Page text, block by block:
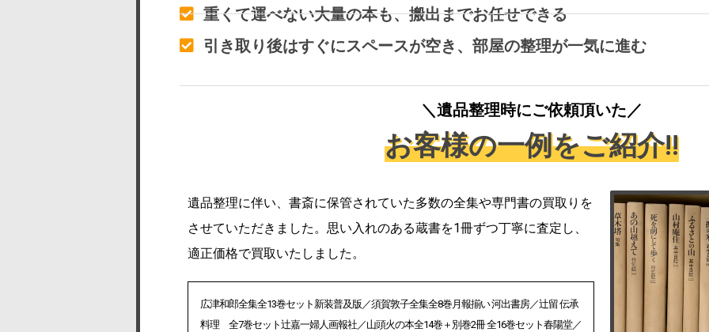
重くて運べない大量の本も、搬出までお任せできる
引き取り後はすぐにスペースが空き、部屋の整理が一気に進む
＼遺品整理時にご依頼頂いた／
お客様の一例をご紹介!!
遺品整理に伴い、書斎に保管されていた多数の全集や専門書の買取りを
させていただきました。思い入れのある蔵書を1冊ずつ丁寧に査定し、
適正価格で買取いたしました。
広津和郎全集全13巻セット新装普及版／須賀敦子全集全8巻月報揃い 河出書房／辻留 伝承
料理 全7巻セット辻嘉一婦人画報社／山頭火の本全14巻＋別巻2冊 全16巻セット春陽堂／